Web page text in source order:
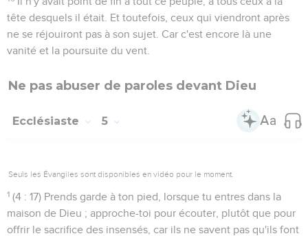
tête desquels il était. Et toutefois, ceux qui viendront après
ne se réjouiront pas à son sujet. Car c'est encore là une
vanité et la poursuite du vent.
Ne pas abuser de paroles devant Dieu
Ecclésiaste 5
Seuls les Évangiles sont disponibles en vidéo pour le moment.
1 (4 : 17) Prends garde à ton pied, lorsque tu entres dans la
maison de Dieu ; approche-toi pour écouter, plutôt que pour
offrir le sacrifice des insensés, car ils ne savent pas qu'ils font